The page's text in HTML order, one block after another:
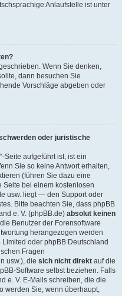
Anlaufstelle ist unter
Wenn Sie denken,
dann besuchen Sie
Vorschläge abgeben oder
oder juristische
Seite aufgeführt ist, ist ein
Sie so keine Antwort erhalten,
(führen Sie dazu eine
bei einem kostenlosen
usw. liegt — den Support oder
Bitte beachten Sie, dass phpBB
e. V. (phpBB.de) absolut keinen
Benutzer der Forensoftware
herangezogen werden
oder phpBB Deutschland
Fragen
usw.), die sich nicht direkt auf die
Software selbst beziehen. Falls
e. V. E-Mails schreiben, die die
werden Sie, wenn überhaupt,